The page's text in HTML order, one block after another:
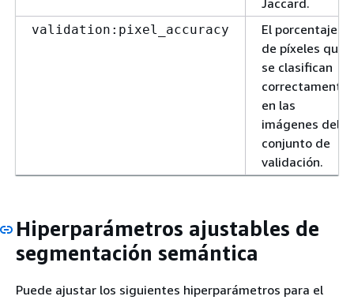
validation:pixel_accuracy
El porcentaje
de píxeles que
se clasifican
correctamente
en las
imágenes del
conjunto de
validación.
Hiperparámetros ajustables de
segmentación semántica
Puede ajustar los siguientes hiperparámetros para el